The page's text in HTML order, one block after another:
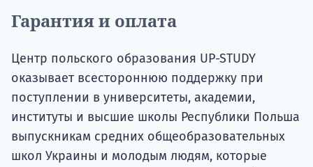
Гарантия и оплата
Центр польского образования UP-STUDY
оказывает всестороннюю поддержку при
поступлении в университеты, академии,
институты и высшие школы Республики Польша
выпускникам средних общеобразовательных
школ Украины и молодым людям, которые